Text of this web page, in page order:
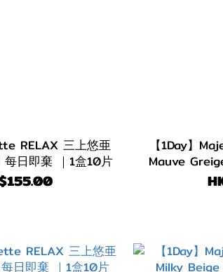
RELAX 三上悠亜
日即棄 ｜1盒10片
【1Day】
Mauve